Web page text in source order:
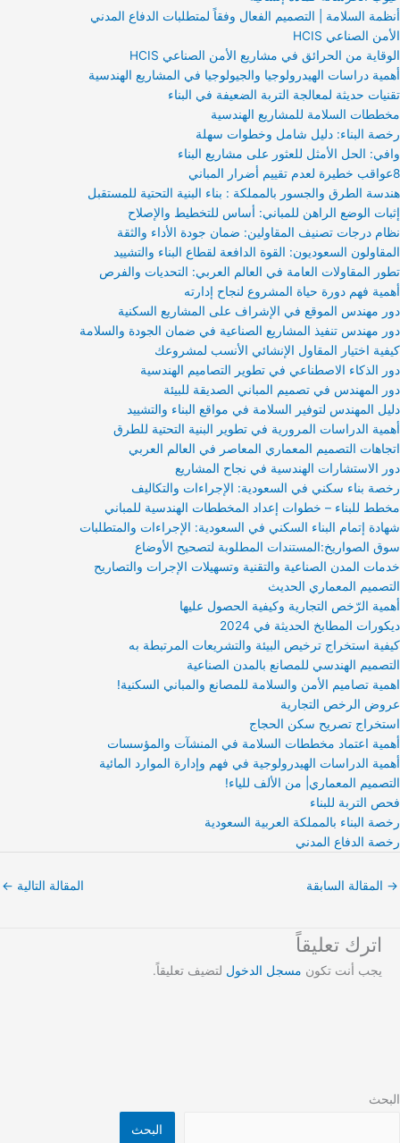
أنظمة السلامة | التصميم الفعال وفقاً لمتطلبات الدفاع المدني
الأمن الصناعي HCIS
الوقاية من الحرائق في مشاريع الأمن الصناعي HCIS
أهمية دراسات الهيدرولوجيا والجيولوجيا في المشاريع الهندسية
تقنيات حديثة لمعالجة التربة الضعيفة في البناء
مخططات السلامة للمشاريع الهندسية
رخصة البناء: دليل شامل وخطوات سهلة
وافي: الحل الأمثل للعثور على مشاريع البناء
8عواقب خطيرة لعدم تقييم أضرار المباني
هندسة الطرق والجسور بالمملكة : بناء البنية التحتية للمستقبل
إثبات الوضع الراهن للمباني: أساس للتخطيط والإصلاح
نظام درجات تصنيف المقاولين: ضمان جودة الأداء والثقة
المقاولون السعوديون: القوة الدافعة لقطاع البناء والتشييد
تطور المقاولات العامة في العالم العربي: التحديات والفرص
أهمية فهم دورة حياة المشروع لنجاح إدارته
دور مهندس الموقع في الإشراف على المشاريع السكنية
دور مهندس تنفيذ المشاريع الصناعية في ضمان الجودة والسلامة
كيفية اختيار المقاول الإنشائي الأنسب لمشروعك
دور الذكاء الاصطناعي في تطوير التصاميم الهندسية
دور المهندس في تصميم المباني الصديقة للبيئة
دليل المهندس لتوفير السلامة في مواقع البناء والتشييد
أهمية الدراسات المرورية في تطوير البنية التحتية للطرق
اتجاهات التصميم المعماري المعاصر في العالم العربي
دور الاستشارات الهندسية في نجاح المشاريع
رخصة بناء سكني في السعودية: الإجراءات والتكاليف
مخطط للبناء – خطوات إعداد المخططات الهندسية للمباني
شهادة إتمام البناء السكني في السعودية: الإجراءات والمتطلبات
سوق الصواريخ:المستندات المطلوبة لتصحيح الأوضاع
خدمات المدن الصناعية والتقنية وتسهيلات الإجرات والتصاريح
التصميم المعماري الحديث
أهمية الرّخص التجارية وكيفية الحصول عليها
ديكورات المطابخ الحديثة في 2024
كيفية استخراج ترخيص البيئة والتشريعات المرتبطة به
التصميم الهندسي للمصانع بالمدن الصناعية
اهمية تصاميم الأمن والسلامة للمصانع والمباني السكنية!
عروض الرخص التجارية
استخراج تصريح سكن الحجاج
أهمية اعتماد مخططات السلامة في المنشآت والمؤسسات
أهمية الدراسات الهيدرولوجية في فهم وإدارة الموارد المائية
التصميم المعماري| من الألف للياء!
فحص التربة للبناء
رخصة البناء بالمملكة العربية السعودية
رخصة الدفاع المدني
→ المقالة السابقة المقالة التالية ←
اترك تعليقاً
يجب أنت تكون مسجل الدخول لتضيف تعليقاً.
البحث
البحث